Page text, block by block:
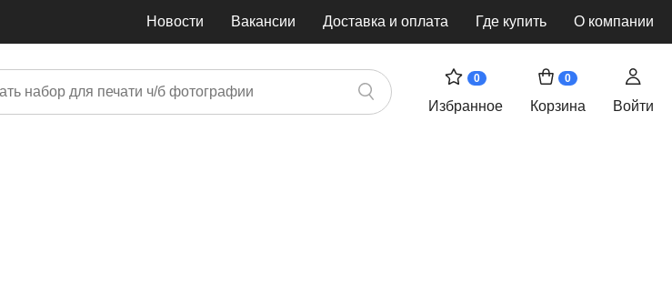
Новости Вакансии Доставка и оплата Где купить О компании
0
Избранное
0
Корзина Войти